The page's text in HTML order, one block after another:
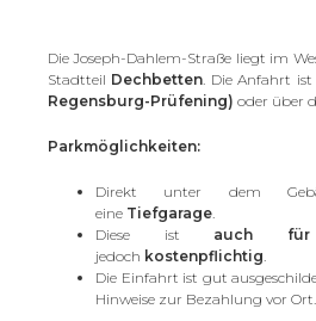
Die Joseph-Dahlem-Straße liegt im
Stadtteil Dechbetten . Die Anfahrt
Regensburg-Prüfening) oder über
Parkmöglichkeiten:
Direkt unter dem
eine Tiefgarage
Diese ist auch für
jedoch kostenpflichtig
Die Einfahrt ist gut
Hinweise zur Bezahlung vor Ort.